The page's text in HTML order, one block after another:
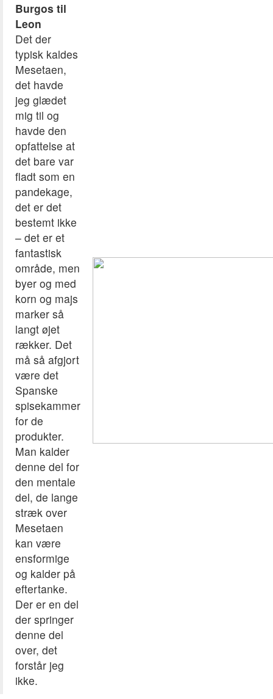
Burgos til
Leon
Det der
typisk kaldes
Mesetaen,
det havde
jeg glædet
mig til og
havde den
opfattelse at
det bare var
fladt som en
pandekage,
det er det
bestemt ikke
– det er et
fantastisk
område, men
byer og med
korn og majs
marker så
langt øjet
rækker. Det
må så afgjort
være det
Spanske
spisekammer
for de
produkter.
Man kalder
denne del for
den mentale
del, de lange
stræk over
Mesetaen
kan være
ensformige
og kalder på
eftertanke.
Der er en del
der springer
denne del
over, det
forstår jeg
ikke.